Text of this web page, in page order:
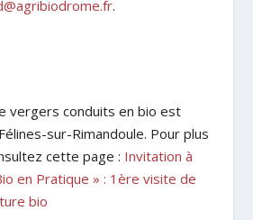
.
vergers conduits en bio est
sur-Rimandoule. Pour plus
cette page : Invitation à
en Pratique » : 1ère visite de
bio